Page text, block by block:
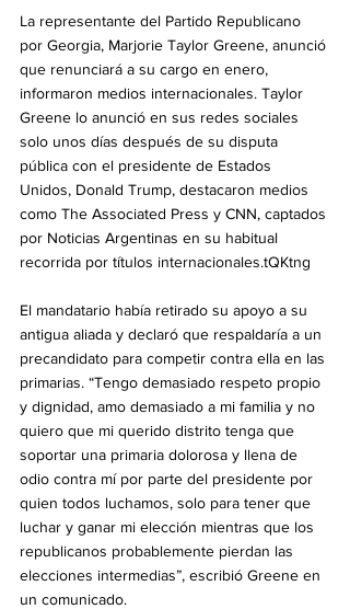
La representante del Partido Republicano
por Georgia, Marjorie Taylor Greene, anunció
que renunciará a su cargo en enero,
informaron medios internacionales. Taylor
Greene lo anunció en sus redes sociales
solo unos días después de su disputa
pública con el presidente de Estados
Unidos, Donald Trump, destacaron medios
como The Associated Press y CNN, captados
por Noticias Argentinas en su habitual
recorrida por títulos internacionales.tQKtng
El mandatario había retirado su apoyo a su
antigua aliada y declaró que respaldaría a un
precandidato para competir contra ella en las
primarias. “Tengo demasiado respeto propio
y dignidad, amo demasiado a mi familia y no
quiero que mi querido distrito tenga que
soportar una primaria dolorosa y llena de
odio contra mí por parte del presidente por
quien todos luchamos, solo para tener que
luchar y ganar mi elección mientras que los
republicanos probablemente pierdan las
elecciones intermedias”, escribió Greene en
un comunicado.